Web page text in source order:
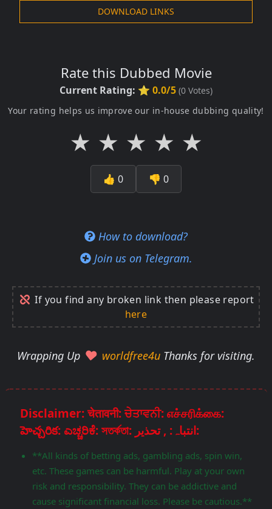
DOWNLOAD LINKS
Rate this Dubbed Movie
Current Rating: ⭐ 0.0/5 (0 Votes)
Your rating helps us improve our in-house dubbing quality!
★ ★ ★ ★ ★
👍 0 👎 0
How to download?
Join us on Telegram.
If you find any broken link then please report
here
Wrapping Up worldfree4u Thanks for visiting.
Disclaimer: चेतावनी: ਚੇਤਾਵਨੀ: எச்சரிக்கை:
హెచ్చరిక: ಎಚ್ಚರಿಕೆ: সতর্কতা: انتباہ: , تحذير:
**All kinds of betting ads, gambling ads, spin win,
etc. These games can be harmful. Play at your own
risk and responsibility. They can be addictive and
cause significant financial loss. Please be cautious.**